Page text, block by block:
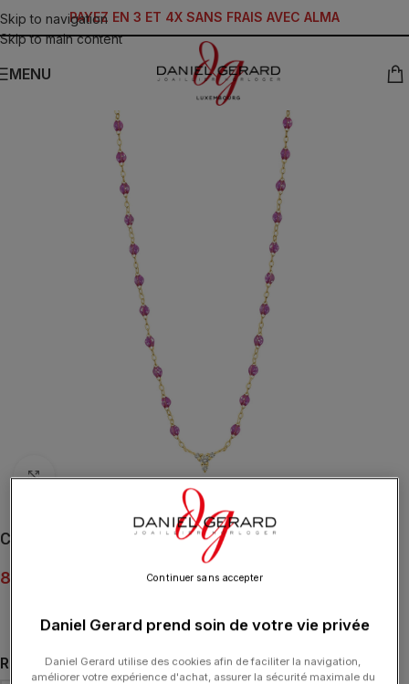
Skip to navigation
Skip to main content
PAYEZ EN 3 ET 4X SANS FRAIS AVEC ALMA
MENU
Click to enlarge
Collier gigi CLOZEAU Petit Kosmos Diamants Or
885.00
RÉSINE
Daniel Gerard prend soin de votre vie privée
Daniel Gerard utilise des cookies afin de faciliter la navigation,
améliorer votre expérience d'achat, assurer la sécurité maximale du
Continuer sans accepter